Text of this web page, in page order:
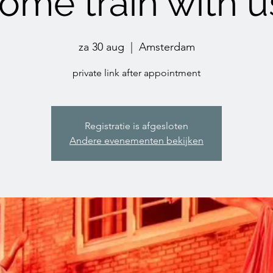
za 30 aug Amsterdam
private link after appointment
Registratie is afgesloten
Andere evenementen bekijken